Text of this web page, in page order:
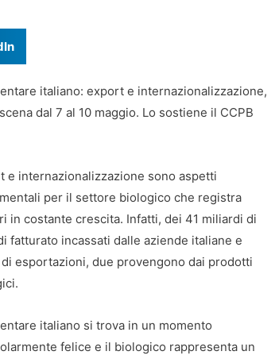
italiano: export e internazionalizzazione,
dal 7 al 10 maggio. Lo sostiene il CCPB
e internazionalizzazione sono aspetti
per il settore biologico che registra
in costante crescita. Infatti, dei 41 miliardi di
fatturato incassati dalle aziende italiane e
esportazioni, due provengono dai prodotti
italiano si trova in un momento
felice e il biologico rappresenta un